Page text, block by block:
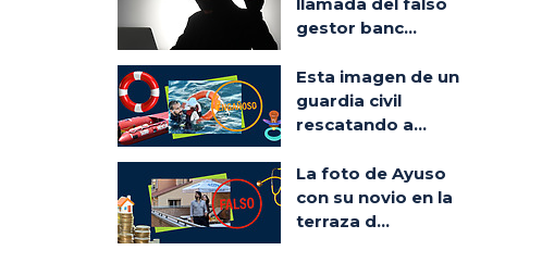
gestor banc...
Esta imagen de un
guardia civil
rescatando a...
La foto de Ayuso
con su novio en la
terraza d...